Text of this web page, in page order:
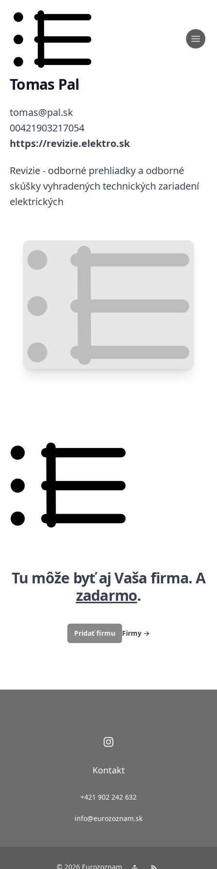
Tomas Pal
tomas@pal.sk
00421903217054
https://revizie.elektro.sk
Revizie - odborné prehliadky a odborné
skúšky vyhradených technických zariadení
elektrických
Tu môže byť aj Vaša firma. A
zadarmo.
Pridať firmu Firmy →
Kontakt
+421 902 242 632
info@eurozoznam.sk
© 2026 Eurozoznam